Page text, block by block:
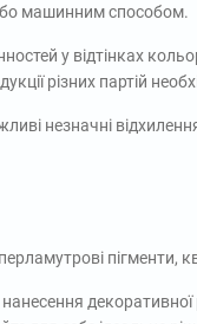
машинним способом.
у відтінках
різних партій
незначні
пігменти,
нанесення